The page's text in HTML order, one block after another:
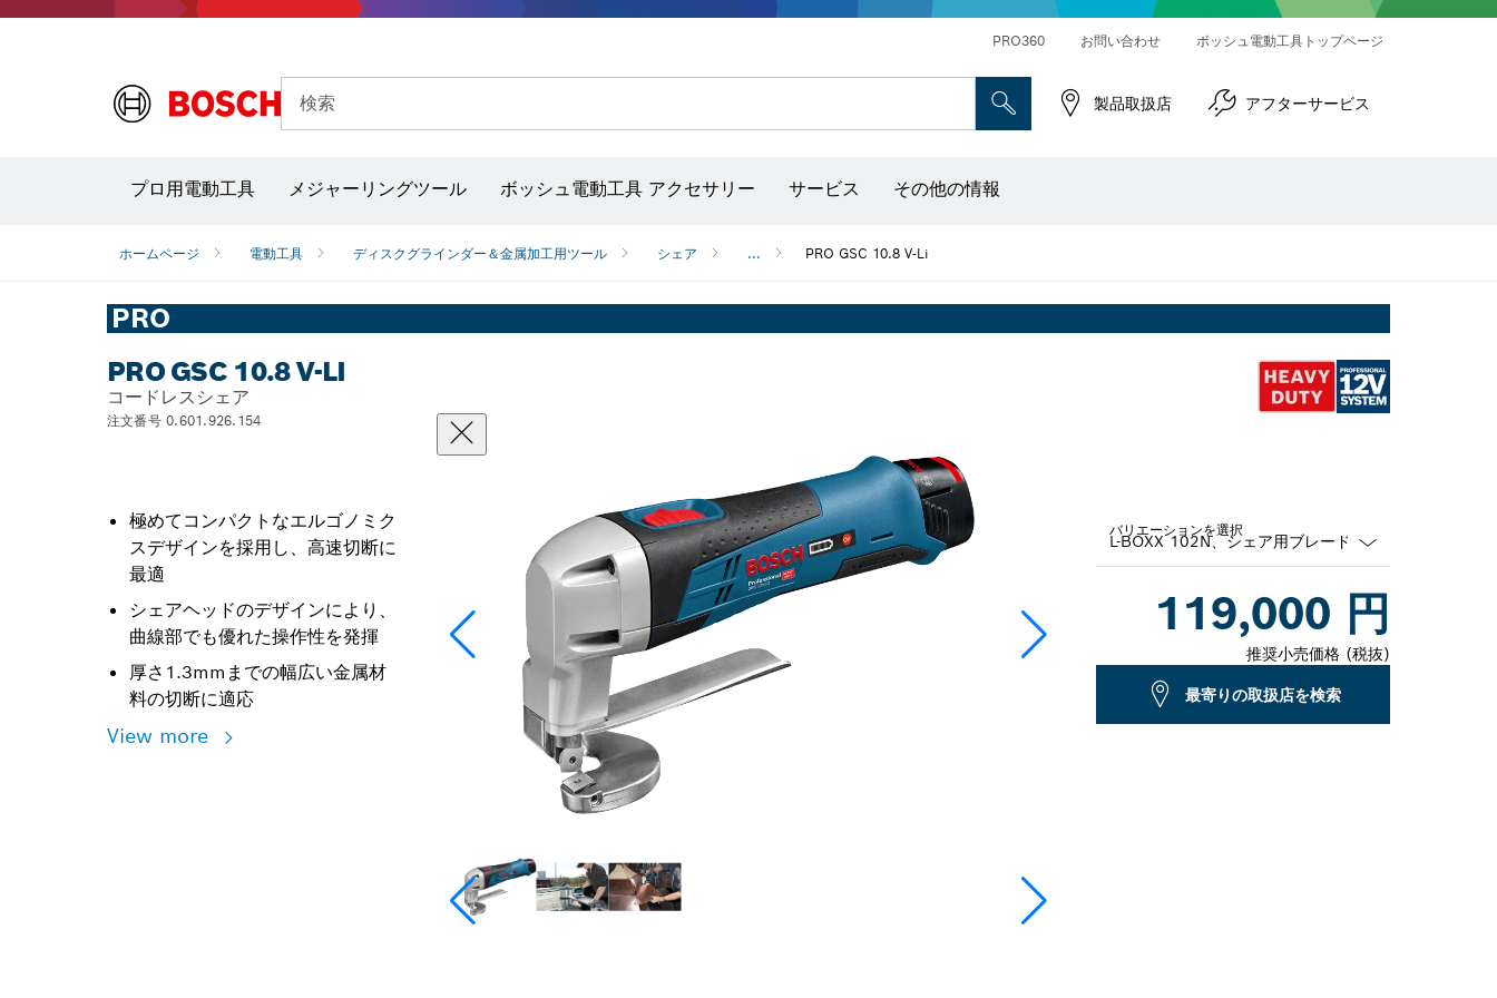
PRO360 お問い合わせ ボッシュ電動工具トップページ
検索 製品取扱店 アフターサービス
プロ用電動工具 メジャーリングツール ボッシュ電動工具 アクセサリー サービス その他の情報
ホームページ 電動工具 ディスクグラインダー＆金属加工用ツール シェア ... PRO GSC 10.8 V-Li
PRO
PRO GSC 10.8 V-LI
コードレスシェア
注文番号 0.601.926.154
極めてコンパクトなエルゴノミク
スデザインを採用し、高速切断に
最適
シェアヘッドのデザインにより、
曲線部でも優れた操作性を発揮
厚さ1.3mmまでの幅広い金属材
料の切断に適応
View more
バリエーションを選択
119,000 円
推奨小売価格 (税抜)
最寄りの取扱店を検索